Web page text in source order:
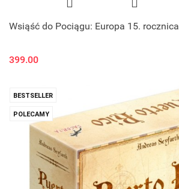
Wsiąść do Pociągu: Europa 15. rocznica
399.00
BESTSELLER
POLECAMY